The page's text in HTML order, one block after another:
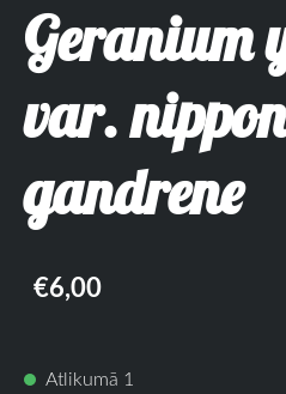
Geranium
var.
gandrene
€6,00
Atlikumā 1